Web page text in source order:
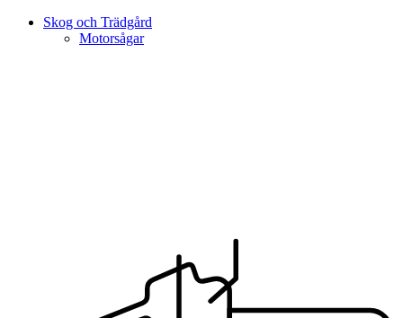
Skog och Trädgård
Motorsågar